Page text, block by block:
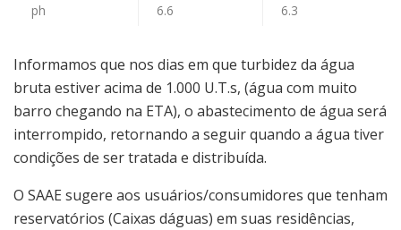
ph
6.6 6.3
Informamos que nos dias em que turbidez da água
bruta estiver acima de 1.000 U.T.s, (água com muito
barro chegando na ETA), o abastecimento de água será
interrompido, retornando a seguir quando a água tiver
condições de ser tratada e distribuída.
O SAAE sugere aos usuários/consumidores que tenham
reservatórios (Caixas dáguas) em suas residências,